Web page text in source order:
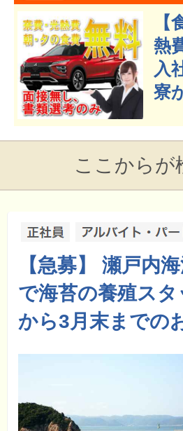
熱
入
寮
ここからが
【急募】 瀬戸内
で海苔の養殖ス
から3月末までの